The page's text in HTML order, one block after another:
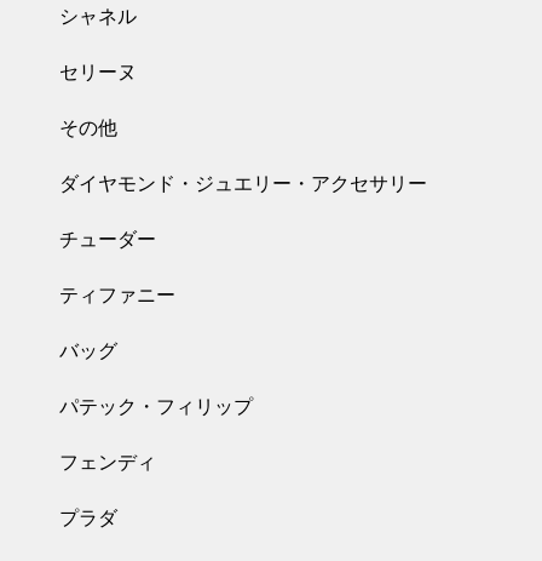
シャネル
セリーヌ
その他
ダイヤモンド・ジュエリー・アクセサリー
チューダー
ティファニー
バッグ
パテック・フィリップ
フェンディ
プラダ